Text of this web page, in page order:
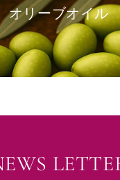
オリーブオイル